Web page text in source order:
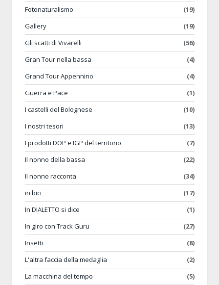
Fotonaturalismo
(19)
Gallery
(19)
Gli scatti di Vivarelli
(56)
Gran Tour nella bassa
(4)
Grand Tour Appennino
(4)
Guerra e Pace
(1)
I castelli del Bolognese
(10)
I nostri tesori
(13)
I prodotti DOP e IGP del territorio
(7)
Il nonno della bassa
(22)
Il nonno racconta
(34)
in bici
(17)
In DIALETTO si dice
(1)
In giro con Track Guru
(27)
Insetti
(8)
L'altra faccia della medaglia
(2)
La macchina del tempo
(5)